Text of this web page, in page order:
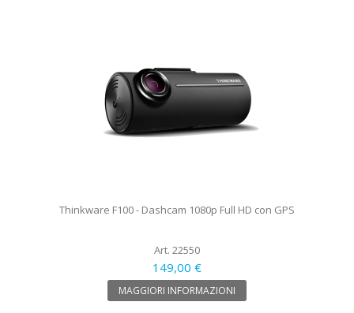
Thinkware F100 - Dashcam 1080p Full HD con GPS
Art. 22550
149,00 €
MAGGIORI INFORMAZIONI